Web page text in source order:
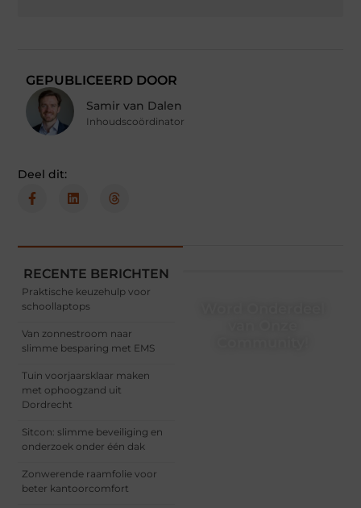
GEPUBLICEERD DOOR
Samir van Dalen
Inhoudscoördinator
Deel dit:
RECENTE BERICHTEN
Praktische keuzehulp voor
schoollaptops
Van zonnestroom naar
slimme besparing met EMS
Tuin voorjaarsklaar maken
met ophoogzand uit
Dordrecht
Sitcon: slimme beveiliging en
onderzoek onder één dak
Zonwerende raamfolie voor
beter kantoorcomfort